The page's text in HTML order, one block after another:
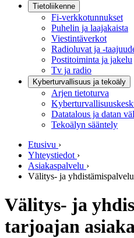
Tietoliikenne
Fi-verkkotunnukset
Puhelin ja laajakaista
Viestintäverkot
Radioluvat ja -
Postitoiminta ja jakelu
Tv ja radio
Kyberturvallisuus ja tekoäly
Arjen tietoturva
Datatalous ja datan
Tekoälyn sääntely
Etusivu ›
Yhteystiedot ›
Asiakaspalvelu ›
Välitys- ja
Välitys- ja
tarjoajan